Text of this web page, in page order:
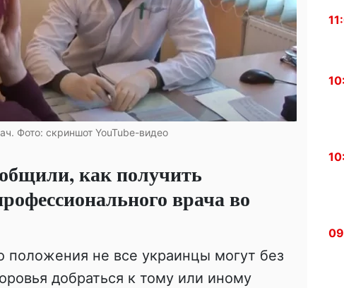
Фото: скриншот YouTube-видео
как получить
врача во
положения не все украинцы могут без
добраться к тому или иному